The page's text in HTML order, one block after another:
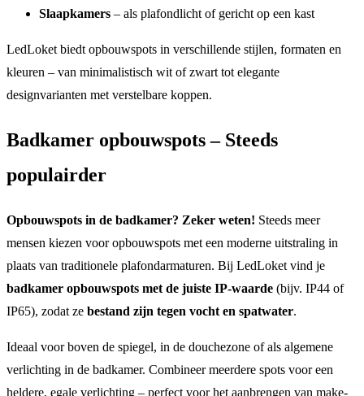
Slaapkamers – als plafondlicht of gericht op een kast
LedLoket biedt opbouwspots in verschillende stijlen, formaten en
kleuren – van minimalistisch wit of zwart tot elegante
designvarianten met verstelbare koppen.
Badkamer opbouwspots – Steeds
populairder
Opbouwspots in de badkamer? Zeker weten! Steeds meer
mensen kiezen voor opbouwspots met een moderne uitstraling in
plaats van traditionele plafondarmaturen. Bij LedLoket vind je
badkamer opbouwspots met de juiste IP-waarde (bijv. IP44 of
IP65), zodat ze bestand zijn tegen vocht en spatwater.
Ideaal voor boven de spiegel, in de douchezone of als algemene
verlichting in de badkamer. Combineer meerdere spots voor een
heldere, egale verlichting – perfect voor het aanbrengen van make-